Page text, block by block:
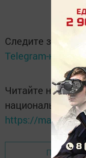
Следите за
Telegram-канале
Читайте
национальном
https://max.ru/
Перейти